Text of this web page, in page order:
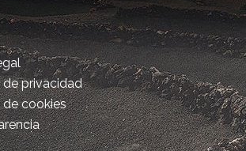
privacidad
cookies